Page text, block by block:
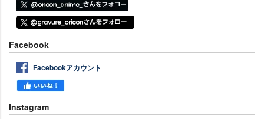
Facebook
Facebookアカウント
Instagram